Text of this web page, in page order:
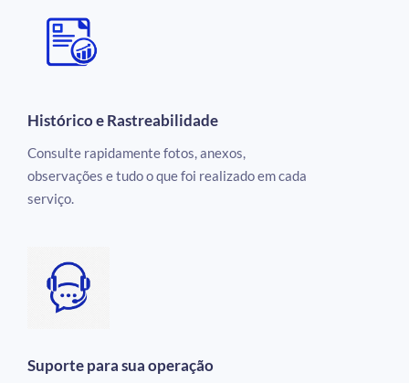
Histórico e Rastreabilidade
Consulte rapidamente fotos, anexos,
observações e tudo o que foi realizado em cada
serviço.
Suporte para sua operação